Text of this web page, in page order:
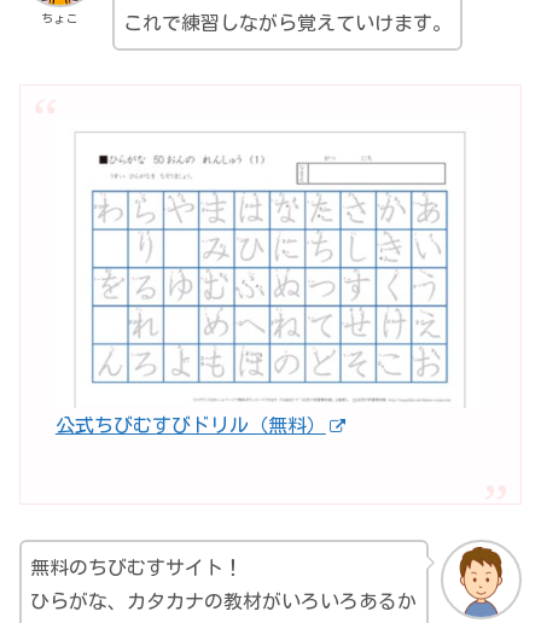
ちょこ
これで練習しながら覚えていけます。
公式ちびむすびドリル（無料）
無料のちびむすサイト！
ひらがな、カタカナの教材がいろいろあるか